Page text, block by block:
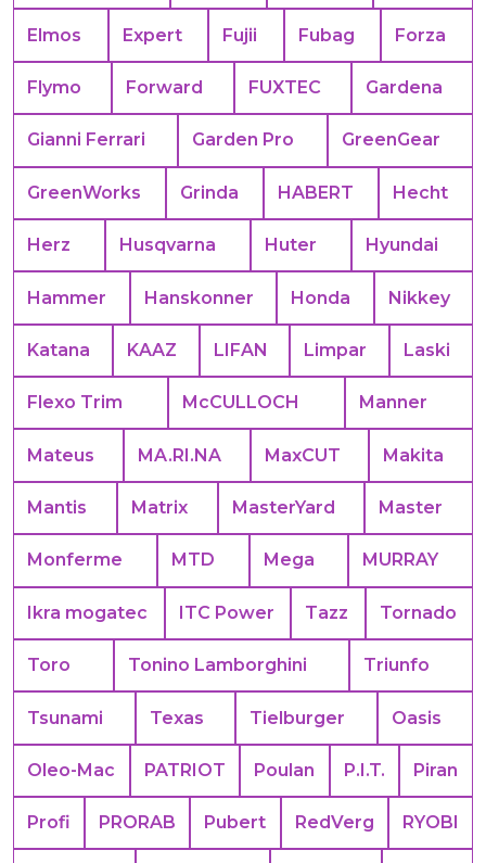
Elmos Expert Fujii Fubag Forza
Flymo Forward FUXTEC Gardena
Gianni Ferrari Garden Pro GreenGear
GreenWorks Grinda HABERT Hecht
Herz Husqvarna Huter Hyundai
Hammer Hanskonner Honda Nikkey
Katana KAAZ LIFAN Limpar Laski
Flexo Trim McCULLOCH Manner
Mateus MA.RI.NA MaxCUT Makita
Mantis Matrix MasterYard Master
Monferme MTD Mega MURRAY
Ikra mogatec ITC Power Tazz Tornado
Toro Tonino Lamborghini Triunfo
Tsunami Texas Tielburger Oasis
Oleo-Mac PATRIOT Poulan P.I.T. Piran
Profi PRORAB Pubert RedVerg RYOBI